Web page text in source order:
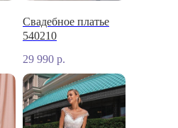
Свадебное платье
540210
29 990 р.